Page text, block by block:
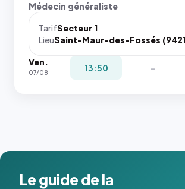
Médecin généraliste
TarifSecteur 1
LieuSaint-Maur-des-Fossés
Ven.
07/08 13:50 -
Le guide de la